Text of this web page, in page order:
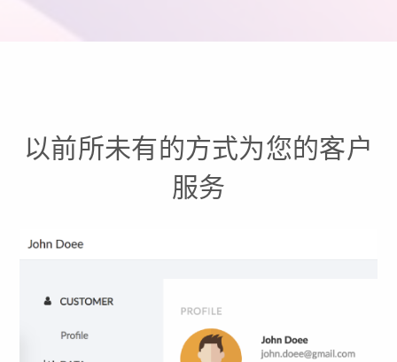
以前所未有的方式为您的客户
服务